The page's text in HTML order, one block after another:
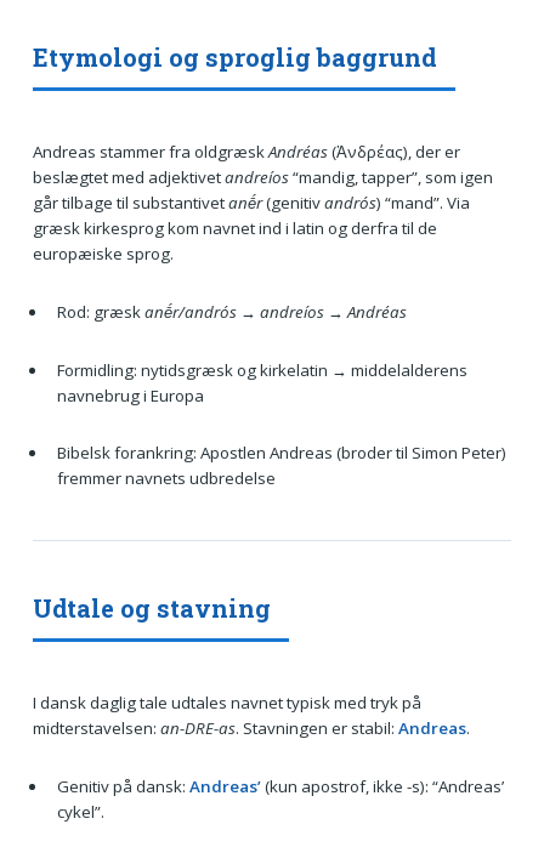
Etymologi og sproglig baggrund
Andreas stammer fra oldgræskAndréas(Ἀνδρέας), der er
beslægtet med adjektivetandreíos“mandig, tapper”, som igen
går tilbage til substantivetanḗr(genitivandrós) “mand”. Via
græsk kirkesprog kom navnet ind i latin og derfra til de
europæiske sprog.
Rod: græskanḗr/andrós→ andreíos→Andréas
Formidling: nytidsgræsk og kirkelatin → middelalderens
navnebrug i Europa
Bibelsk forankring: Apostlen Andreas (broder til Simon Peter)
fremmer navnets udbredelse
Udtale og stavning
I dansk daglig tale udtales navnet typisk med tryk på
midterstavelsen: an-DRE-as. Stavningen er stabil: Andreas.
Genitiv på dansk: Andreas’(kun apostrof, ikke -s): “Andreas’
cykel”.